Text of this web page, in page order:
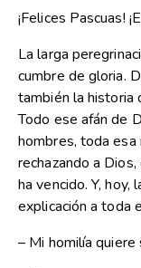
¡Felices Pascuas!
La larga
cumbre de gloria.
también la historia
Todo ese afán de
hombres, toda
rechazando a
ha vencido. Y,
explicación a toda
– Mi homilía